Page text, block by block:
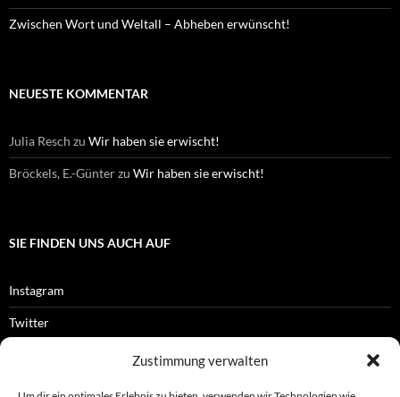
Zustimmung verwalten
Zwischen Wort und Weltall – Abheben erwünscht!
NEUESTE KOMMENTAR
Julia Resch zu Wir haben sie erwischt!
Bröckels, E.-Günterzu Wir haben sie erwischt!
SIE FINDEN UNS AUCH AUF
Instagram
Twitter